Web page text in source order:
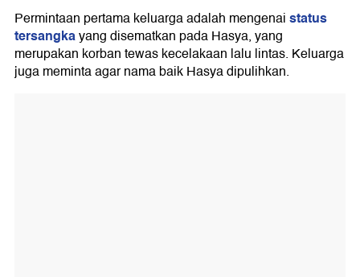
Permintaan pertama keluarga adalah mengenaistatus
tersangkayang disematkan pada Hasya, yang
merupakan korban tewas kecelakaan lalu lintas. Keluarga
juga meminta agar nama baik Hasya dipulihkan.